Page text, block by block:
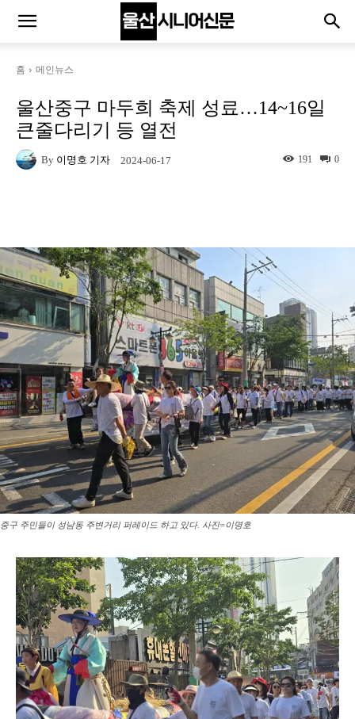
홈 메인뉴스
울산중구 마두희 축제 성료…14~16일
큰줄다리기 등 열전
By 이명호 기자 2024-06-17 0
191
중구 주민들이 성남동 주변거리 퍼레이드 하고 있다. 사진=이명호